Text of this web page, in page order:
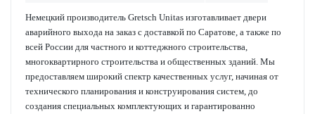
Немецкий производитель Gretsch Unitas изготавливает двери
аварийного выхода на заказ с доставкой по Саратове, а также по
всей России для частного и коттеджного строительства,
многоквартирного строительства и общественных зданий. Мы
предоставляем широкий спектр качественных услуг, начиная от
технического планирования и конструирования систем, до
создания специальных комплектующих и гарантированно